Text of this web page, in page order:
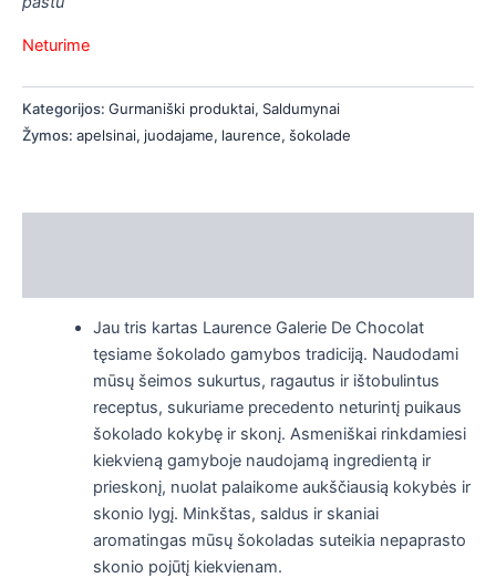
Neturime
Kategorijos: Gurmaniški produktai, Saldumynai
Žymos: apelsinai, juodajame, laurence, šokolade
Jau tris kartas Laurence Galerie De Chocolat
tęsiame šokolado gamybos tradiciją. Naudodami
mūsų šeimos sukurtus, ragautus ir ištobulintus
receptus, sukuriame precedento neturintį puikaus
šokolado kokybę ir skonį. Asmeniškai rinkdamiesi
kiekvieną gamyboje naudojamą ingredientą ir
prieskonį, nuolat palaikome aukščiausią kokybės ir
skonio lygį. Minkštas, saldus ir skaniai
aromatingas mūsų šokoladas suteikia nepaprasto
skonio pojūtį kiekvienam.